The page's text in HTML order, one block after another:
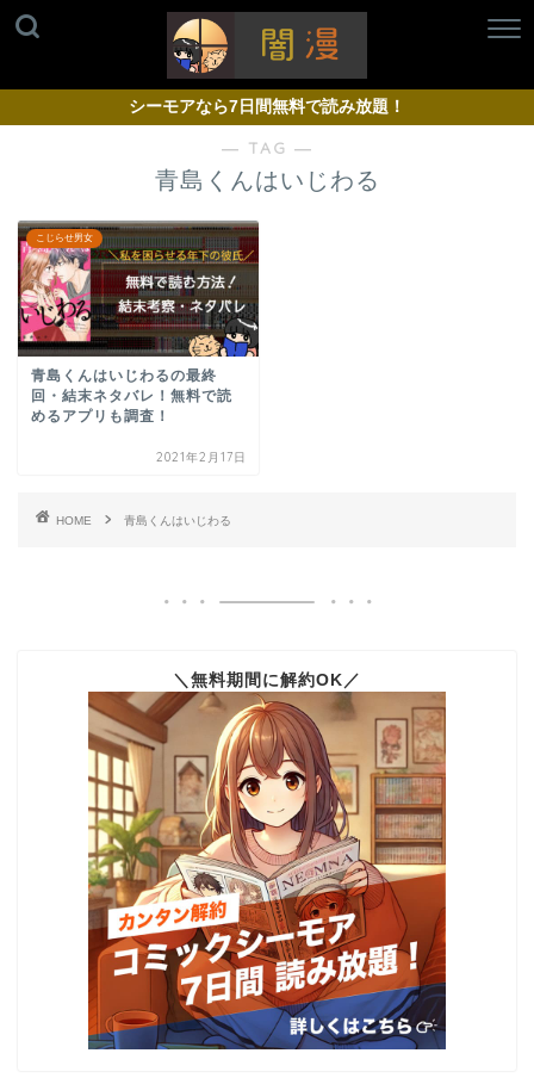
シーモアなら7日間無料で読み放題！
― TAG ―
青島くんはいじわる
こじらせ男女
青島くんはいじわるの最終
回・結末ネタバレ！無料で読
めるアプリも調査！
2021年2月17日
HOME 青島くんはいじわる
＼無料期間に解約OK／